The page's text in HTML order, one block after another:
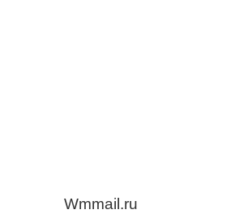
Wmmail.ru